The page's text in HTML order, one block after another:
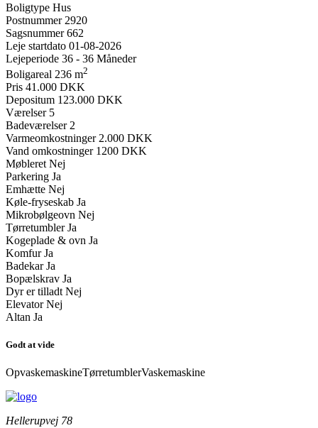
Boligtype Hus
Postnummer 2920
Sagsnummer 662
Leje startdato 01-08-2026
Lejeperiode 36 - 36 Måneder
Boligareal 236 m2
Pris 41.000 DKK
Depositum 123.000 DKK
Værelser 5
Badeværelser 2
Varmeomkostninger 2.000 DKK
Vand omkostninger 1200 DKK
Møbleret Nej
Parkering Ja
Emhætte Nej
Køle-fryseskab Ja
Mikrobølgeovn Nej
Tørretumbler Ja
Kogeplade & ovn Ja
Komfur Ja
Badekar Ja
Bopælskrav Ja
Dyr er tilladt Nej
Elevator Nej
Altan Ja
Godt at vide
OpvaskemaskineTørretumblerVaskemaskine
Hellerupvej 78